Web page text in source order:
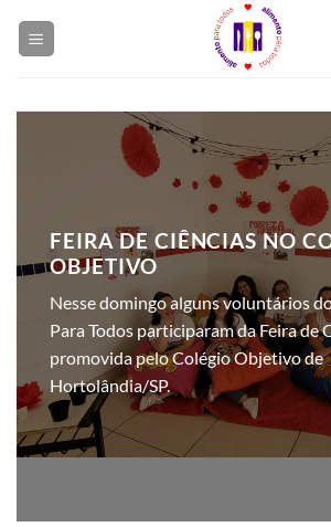
FEIRA DE CIÊNCIAS NO
OBJETIVO
Nesse domingo alguns voluntários
Para Todos participaram da Feira de
promovida pelo Colégio Objetivo de
Hortolândia/SP.